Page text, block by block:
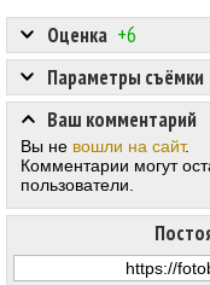
Оценка +6
Параметры съёмки
Ваш комментарий
Вы не вошли на сайт.
Комментарии могут
пользователи.